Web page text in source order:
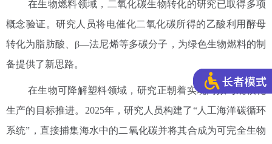
在生物燃料领域，二氧化碳生物转化的研究已取得多项
概念验证。研究人员将电催化二氧化碳所得的乙酸利用酵母
转化为脂肪酸、β—法尼烯等多碳分子，为绿色生物燃料的制
备提供了新思路。
在生物可降解塑料领域，研究正朝着实现高效与规模化
生产的目标推进。2025年，研究人员构建了“人工海洋碳循环
系统”，直接捕集海水中的二氧化碳并将其合成为可完全生物